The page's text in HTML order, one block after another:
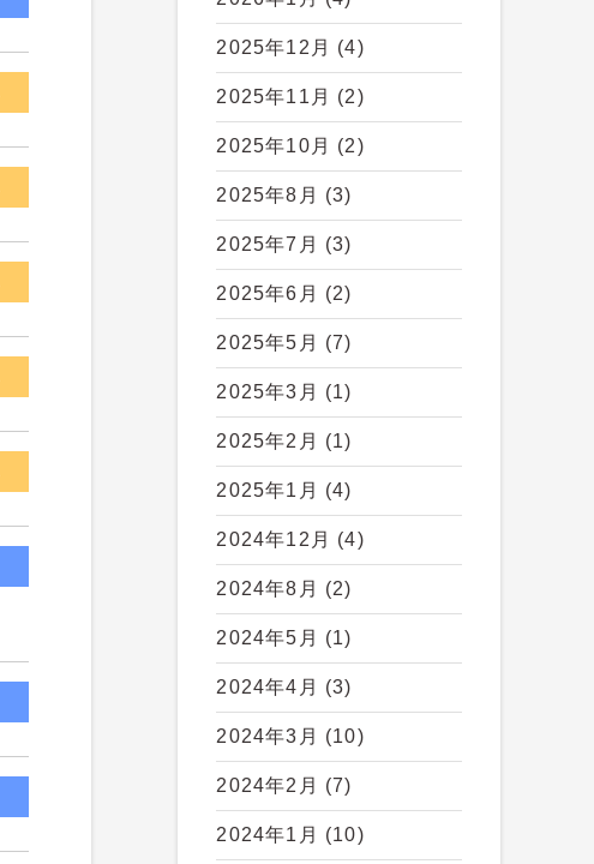
2025年12月 (4)
2025年11月 (2)
2025年10月 (2)
2025年8月 (3)
2025年7月 (3)
2025年6月 (2)
2025年5月 (7)
2025年3月 (1)
2025年2月 (1)
2025年1月 (4)
2024年12月 (4)
2024年8月 (2)
2024年5月 (1)
2024年4月 (3)
2024年3月 (10)
2024年2月 (7)
2024年1月 (10)